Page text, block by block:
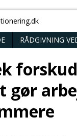
RÅDGIVNING
gør